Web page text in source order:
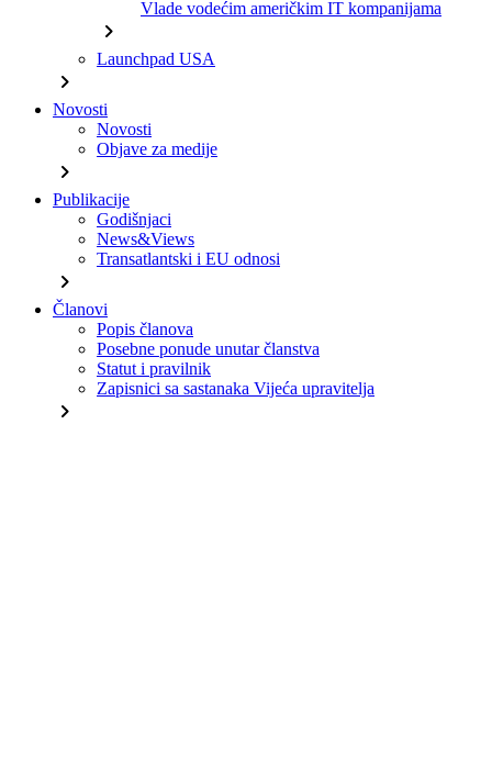
Vlade vodećim američkim IT kompanijama
chevron_right
Launchpad USA
chevron_right
Novosti
Novosti
Objave za medije
chevron_right
Publikacije
Godišnjaci
News&Views
Transatlantski i EU odnosi
chevron_right
Članovi
Popis članova
Posebne ponude unutar članstva
Statut i pravilnik
Zapisnici sa sastanaka Vijeća upravitelja
chevron_right